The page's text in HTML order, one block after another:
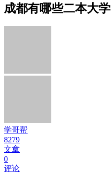
成都有哪些二本大学
学哥帮
8279
文章
0
评论